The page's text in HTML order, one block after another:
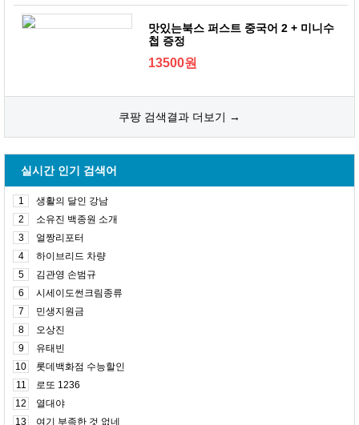
맛있는북스 퍼스트 중국어 2 + 미니수
첩 증정
13500원
쿠팡 검색결과 더보기 →
실시간 인기 검색어
1
생활의 달인 강남
2
소유진 백종원 소개
3
얼짱리포터
4
하이브리드 차량
5
김관영 손범규
6
시세이도썬크림종류
7
민생지원금
8
오상진
9
유태빈
10
롯데백화점 수능할인
11
로또 1236
12
열대야
13
여기 부족한 것 없네